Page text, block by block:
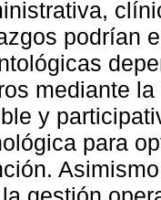
podrían
mediante
y
para